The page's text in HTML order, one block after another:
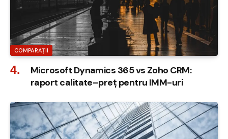
COMPARAȚII
Microsoft Dynamics 365 vs Zoho CRM:
raport calitate–preț pentru IMM-uri